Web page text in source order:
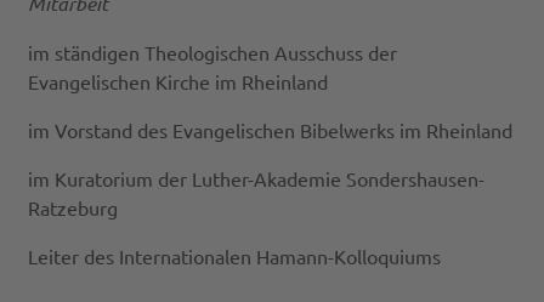
im ständigen Theologischen Ausschuss der
Evangelischen Kirche im Rheinland
im Vorstand des Evangelischen Bibelwerks im Rheinland
im Kuratorium der Luther-Akademie Sondershausen-
Ratzeburg
Leiter des Internationalen Hamann-Kolloquiums